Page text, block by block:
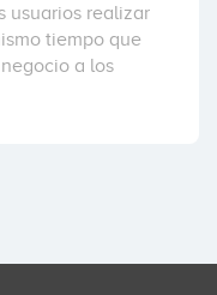
usuarios realizar
tiempo que
a los